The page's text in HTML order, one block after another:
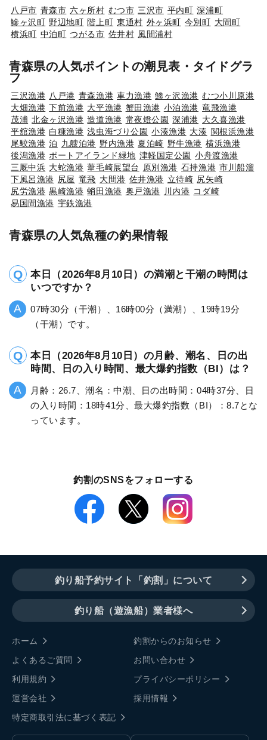
八戸市 青森市 六ヶ所村 むつ市 三沢市 平内町 深浦町
鰺ヶ沢町 野辺地町 階上町 東通村 外ヶ浜町 今別町 大間町
横浜町 中泊町 つがる市 佐井村 風間浦村
青森県の人気ポイントの潮見表・タイドグラ
フ
三沢漁港 八戸港 青森漁港 車力漁港 鯵ヶ沢漁港 むつ小川原港
大畑漁港 下前漁港 大平漁港 蟹田漁港 小泊漁港 竜飛漁港
茂浦 北金ヶ沢漁港 造道漁港 常夜燈公園 深浦港 大久喜漁港
平舘漁港 白糠漁港 浅虫海づり公園 小湊漁港 大湊 関根浜漁港
尾駮漁港 泊 九艘泊港 野内漁港 夏泊崎 野牛漁港 横浜漁港
後潟漁港 ポートアイランド緑地 津軽国定公園 小舟渡漁港
三厩中浜 大蛇漁港 葦毛崎展望台 原別漁港 石持漁港 市川船溜
下風呂漁港 尻屋 竜飛 大間港 佐井漁港 立待崎 尻矢崎
尻労漁港 黒崎漁港 蛸田漁港 奥戸漁港 川内港 コダ崎
易国間漁港 宇鉄漁港
青森県の人気魚種の釣果情報
本日（2026年8月10日）の満潮と干潮の時間は
いつですか？
07時30分（干潮）、16時00分（満潮）、19時19分
（干潮）です。
本日（2026年8月10日）の月齢、潮名、日の出
時間、日の入り時間、最大爆釣指数（BI）は？
月齢：26.7、潮名：中潮、日の出時間：04時37分、日
の入り時間：18時41分、最大爆釣指数（BI）：8.7とな
っています。
釣割のSNSをフォローする
釣り船予約サイト「釣割」について
釣り船（遊漁船）業者様へ
ホーム
釣割からのお知らせ
よくあるご質問
お問い合わせ
利用規約
プライバシーポリシー
運営会社
採用情報
特定商取引法に基づく表記